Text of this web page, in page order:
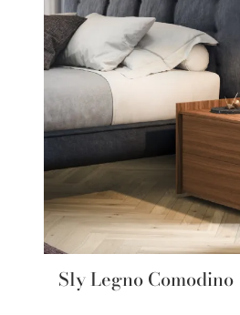
Sly Legno Comodino